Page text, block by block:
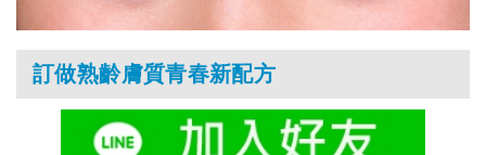
訂做熟齡膚質青春新配方